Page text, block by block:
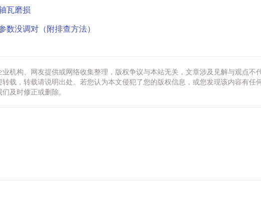
瓦磨损
数没调对（附排查方法）
机构、网友提供或网络收集整理，版权争议与本站无关，文章涉及见解与观点不
载，转载请说明出处。若您认为本文侵犯了您的版权信息，或您发现该内容有任
及时修正或删除。